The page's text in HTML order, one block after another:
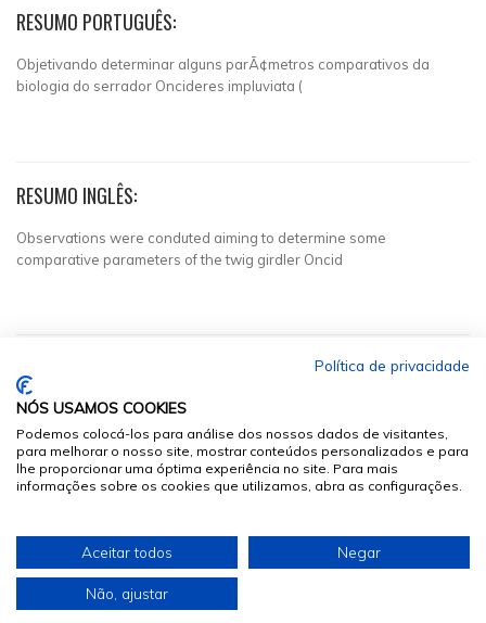
RESUMO PORTUGUÊS:
Objetivando determinar alguns parÃ¢metros comparativos da
biologia do serrador Oncideres impluviata (
RESUMO INGLÊS:
Observations were conduted aiming to determine some
comparative parameters of the twig girdler Oncid
© 2026 Sumários.org
. Todos os Direitos Reservados
Desenvolvido por
Política de privacidade
NÓS USAMOS COOKIES
Podemos colocá-los para análise dos nossos dados de visitantes,
para melhorar o nosso site, mostrar conteúdos personalizados e para
lhe proporcionar uma óptima experiência no site. Para mais
informações sobre os cookies que utilizamos, abra as configurações.
Aceitar todos Negar
Não, ajustar